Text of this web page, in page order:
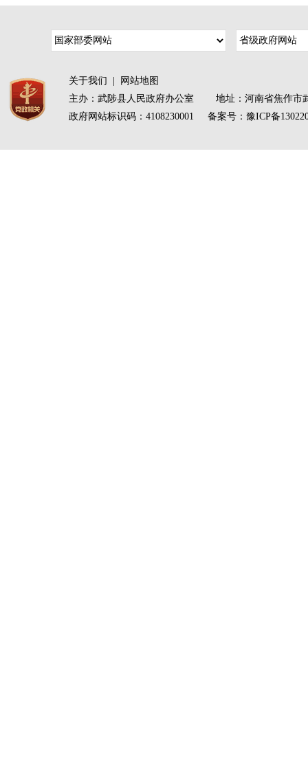
关于我们
网站地图
主办：武陟县人民政府办公室 地址：河南省焦作市
政府网站标识码：4108230001 备案号： 豫ICP备